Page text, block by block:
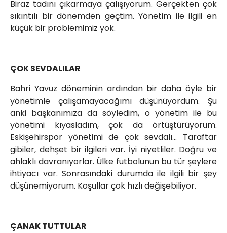
Biraz tadını çıkarmaya çalışıyorum. Gerçekten çok
sıkıntılı bir dönemden geçtim. Yönetim ile ilgili en
küçük bir problemimiz yok.
ÇOK SEVDALILAR
Bahri Yavuz döneminin ardından bir daha öyle bir
yönetimle çalışamayacağımı düşünüyordum. Şu
anki başkanımıza da söyledim, o yönetim ile bu
yönetimi kıyasladım, çok da örtüştürüyorum.
Eskişehirspor yönetimi de çok sevdalı… Taraftar
gibiler, dehşet bir ilgileri var. İyi niyetliler. Doğru ve
ahlaklı davranıyorlar. Ülke futbolunun bu tür şeylere
ihtiyacı var. Sonrasındaki durumda ile ilgili bir şey
düşünemiyorum. Koşullar çok hızlı değişebiliyor.
ÇANAK TUTTULAR